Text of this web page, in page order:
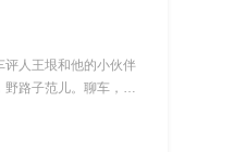
评人王垠和他的小伙伴
野路子范儿。聊车，但